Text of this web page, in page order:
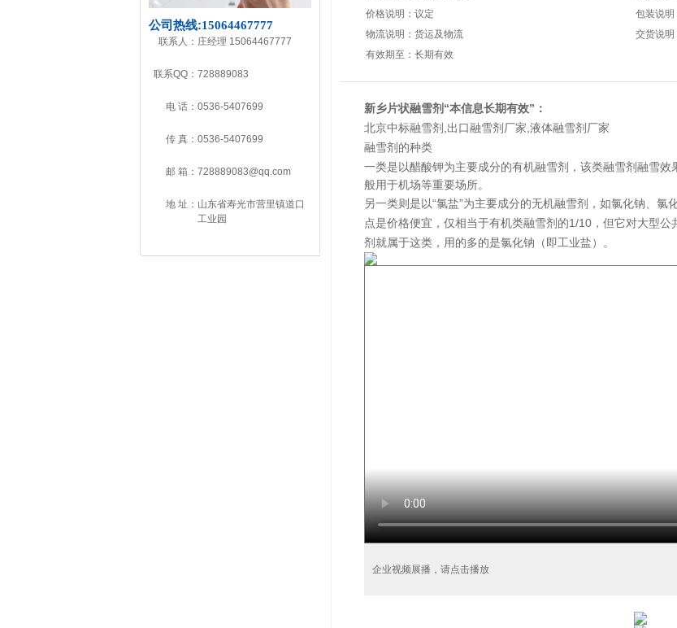
公司热线:15064467777
联系人： 庄经理 15064467777
联系QQ： 728889083
电 话： 0536-5407699
传 真： 0536-5407699
邮 箱： 728889083@qq.com
地 址： 山东省寿光市营里镇道口
工业园
价格说明：议定
包装说明
物流说明：货运及物流
交货说明
有效期至：长期有效
新乡片状融雪剂“本信息长期有效”：
北京中标融雪剂 出口融雪剂厂家 液体融雪剂厂家
融雪剂的种类
一类是以醋酸钾为主要成分的有机融雪剂，该类融雪剂融雪
般用于机场等重要场所。
另一类则是以“氯盐”为主要成分的无机融雪剂，如氯化钠、氯
点是价格便宜，仅相当于有机类融雪剂的1/10，但它对大型
剂就属于这类，用的多的是氯化钠（即工业盐）。
企业视频展播，请点击播放